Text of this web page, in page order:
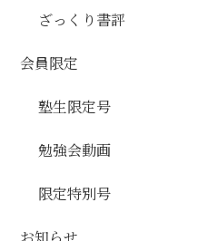
ざっくり書評
会員限定
塾生限定号
勉強会動画
限定特別号